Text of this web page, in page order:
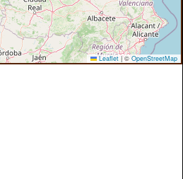
Leaflet | © OpenStreetMap